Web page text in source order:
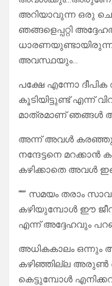
അറിയാവുന്ന ഒരു
ഞങ്ങളെപ്പറ്റി
അവസ്ഥയും…
പക്ഷേ എന്നോ
കൂടിയിട്ടുണ്ട് എന്ന്
മാത്രമാണ് ഞങ്ങൾ
അന്ന് അവൾ കരഞ്ഞു
നന്ദേട്ടനെ മറക്കാൻ
കഴിക്കാതെ അവൾ
“”” സമയം തരാം
കഴിയുമ്പോൾ ഈ
എന്ന് അദ്ദേഹവും
അധികകാലം ഒന്നും
കഴിഞ്ഞില്ല അരുൺ
കെട്ടുമ്പോൾ